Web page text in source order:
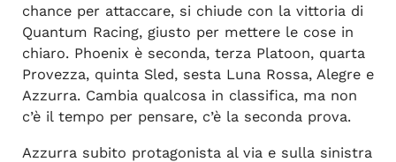
chance per attaccare, si chiude con la vittoria di
Quantum Racing, giusto per mettere le cose in
chiaro. Phoenix è seconda, terza Platoon, quarta
Provezza, quinta Sled, sesta Luna Rossa, Alegre e
Azzurra. Cambia qualcosa in classifica, ma non
c’è il tempo per pensare, c’è la seconda prova.
Azzurra subito protagonista al via e sulla sinistra